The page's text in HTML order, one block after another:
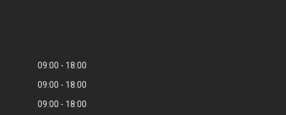
09:00
18:00
09:00
18:00
09:00
18:00